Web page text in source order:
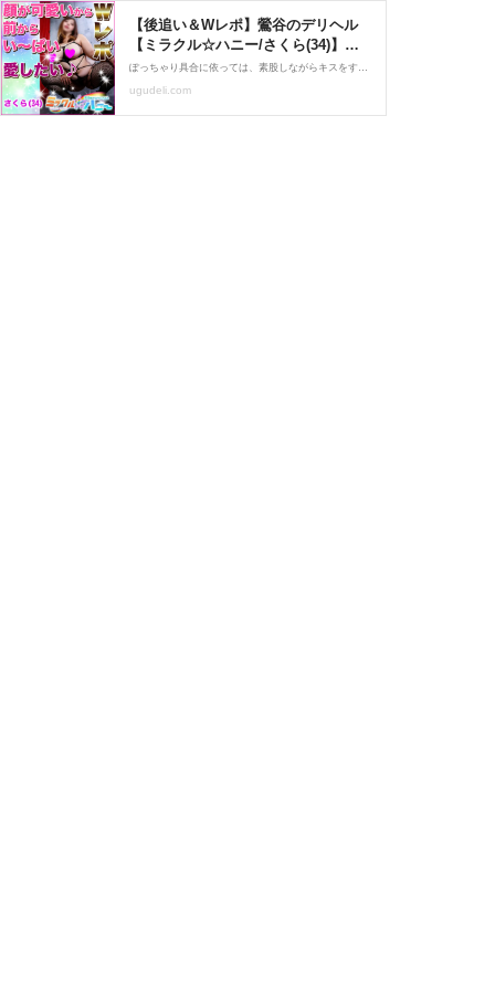
【後追い＆Wレポ】鶯谷のデリヘル
【ミラクル☆ハニー/さくら(34)】風
俗口コミ体験レポ/もう少し痩せた
い？いや、そのままのあなたが好き
ぽっちゃり具合に依っては、素股しながらキスをするのが難しかったりするのですが、さくらさんはちょうどよいぽっちゃり具合なので、ガッツリキスしながら素股出来る点もポイントが高いです。 少しして立ちバック素股に体勢変更しましたが、背が小さいので高さ調整が必要ですが、非常に良いお尻をしているのでバック素股からの眺めも最高です！
ugudeli.com